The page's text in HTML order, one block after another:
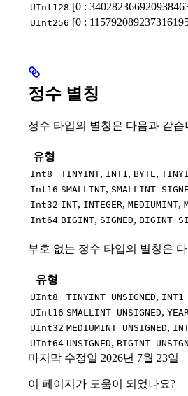
UInt128 [0 :
UInt256 [0 :
정수 별칭
정수 타입의 별칭은 다음과 같습
유형
Int8 TINYINT, INT1, BYTE,
Int16 SMALLINT, SMALLINT
Int32 INT, INTEGER, MEDIUMINT,
Int64 BIGINT, SIGNED, BIGINT
부호 없는 정수 타입의 별칭은
유형
UInt8 TINYINT UNSIGNED, INT1
UInt16 SMALLINT UNSIGNED,
UInt32 MEDIUMINT UNSIGNED,
UInt64 UNSIGNED, BIGINT
마지막 수정일 2026년 7월 23일
이 페이지가 도움이 되었나요?